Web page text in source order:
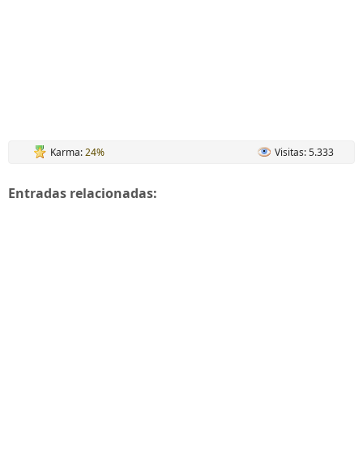
Karma:24% Visitas: 5.333
Entradas relacionadas: